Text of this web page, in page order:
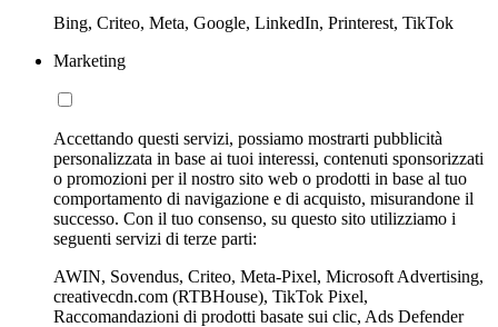
Bing, Criteo, Meta, Google, LinkedIn, Printerest, TikTok
Marketing
Accettando questi servizi, possiamo mostrarti pubblicità
personalizzata in base ai tuoi interessi, contenuti sponsorizzati
o promozioni per il nostro sito web o prodotti in base al tuo
comportamento di navigazione e di acquisto, misurandone il
successo. Con il tuo consenso, su questo sito utilizziamo i
seguenti servizi di terze parti:
AWIN, Sovendus, Criteo, Meta-Pixel, Microsoft Advertising,
creativecdn.com (RTBHouse), TikTok Pixel,
Raccomandazioni di prodotti basate sui clic, Ads Defender